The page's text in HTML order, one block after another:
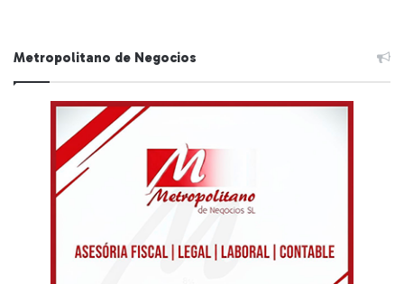
Metropolitano de Negocios